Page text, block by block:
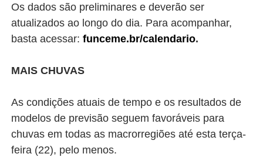
Os dados são preliminares e deverão ser
atualizados ao longo do dia. Para acompanhar,
basta acessar: funceme.br/calendario.
MAIS CHUVAS
As condições atuais de tempo e os resultados de
modelos de previsão seguem favoráveis para
chuvas em todas as macrorregiões até esta terça-
feira (22), pelo menos.